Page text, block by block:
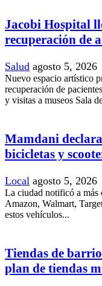
Jacobi Hospital
recuperación de
Salud agosto 5, 2026
Nuevo espacio artístico
recuperación de
y visitas a museos Sala
Mamdani
bicicletas y
Local agosto 5, 2026
La ciudad notificó a más
Amazon, Walmart,
estos vehículos...
Tiendas de
plan de tiendas